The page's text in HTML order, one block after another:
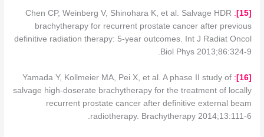
[
15
]
:
Chen CP, Weinberg V, Shinohara K, et al. Salvage HDR
brachytherapy for recurrent prostate cancer after previous
definitive radiation therapy: 5-year outcomes. Int J Radiat Oncol
Biol Phys 2013;86:324-9.
[
16
]
:
Yamada Y, Kollmeier MA, Pei X, et al. A phase II study of
salvage high-doserate brachytherapy for the treatment of locally
recurrent prostate cancer after definitive external beam
radiotherapy. Brachytherapy 2014;13:111-6.